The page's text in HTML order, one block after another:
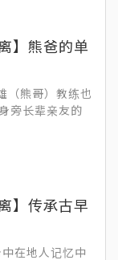
】熊爸的单
（熊哥）教练也
旁长辈亲友的
却发现原来平常
持不错，但看
】传承古早
在地人记忆中